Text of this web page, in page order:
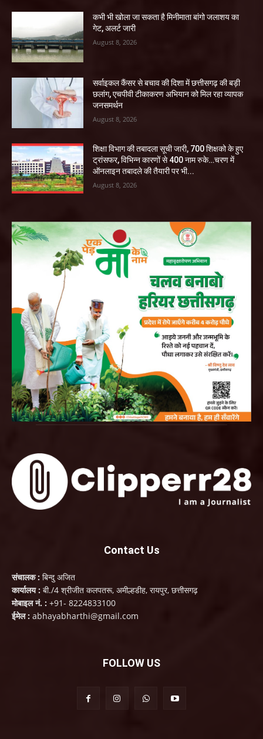
कभी भी खोला जा सकता है मिनीमाता बांगो जलाशय का
गेट, अलर्ट जारी
August 8, 2026
सर्वाइकल कैंसर से बचाव की दिशा में छत्तीसगढ़ की बड़ी
छलांग, एचपीवी टीकाकरण अभियान को मिल रहा व्यापक
जनसमर्थन
August 8, 2026
शिक्षा विभाग की तबादला सूची जारी, 700 शिक्षको के हुए
ट्रांसफर, विभिन्न कारणों से 400 नाम रुके…चरण में
ऑनलाइन तबादले की तैयारी पर भी...
August 8, 2026
Contact Us
संचालक : बिन्दु अजित
कार्यालय : बी./4 श्रीजीत कलपतरू, अमील्हडीह, रायपुर, छत्तीसगढ़
मोबाइल नं. : +91- 8224833100
ईमेल : abhayabharthi@gmail.com
FOLLOW US